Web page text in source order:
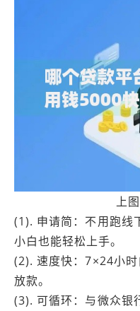
上
(1). 申请简：不用跑线
小白也能轻松上手。
(2). 速度快：7×24小
放款。
(3). 可循环：与微众银